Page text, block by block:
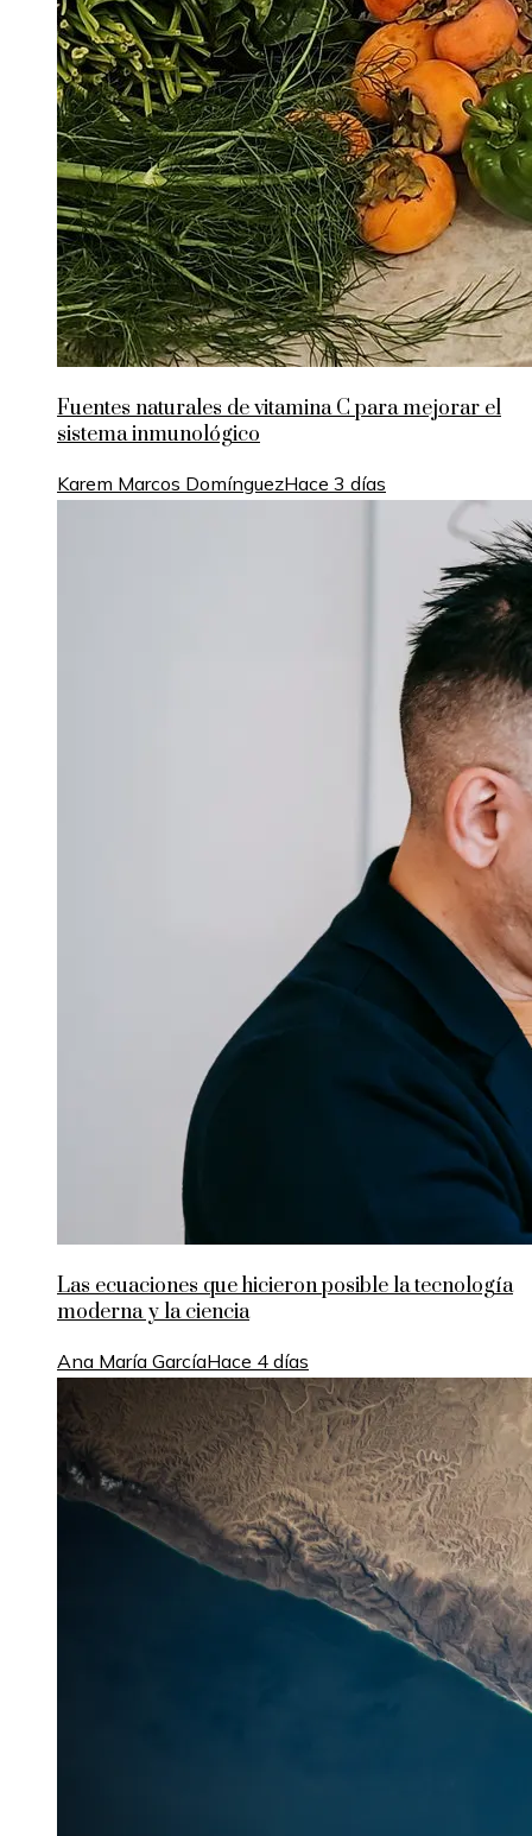
Fuentes naturales de vitamina C para mejorar el
sistema inmunológico
Karem Marcos DomínguezHace 3 días
Las ecuaciones que hicieron posible la tecnología
moderna y la ciencia
Ana María GarcíaHace 4 días